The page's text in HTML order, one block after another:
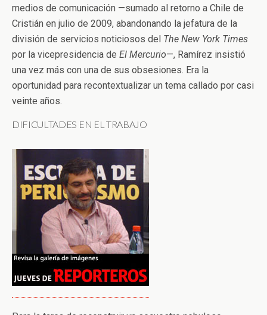
medios de comunicación —sumado al retorno a Chile de
Cristián en julio de 2009, abandonando la jefatura de la
división de servicios noticiosos del The New York Times
por la vicepresidencia de El Mercurio—, Ramírez insistió
una vez más con una de sus obsesiones. Era la
oportunidad para recontextualizar un tema callado por casi
veinte años.
DIFICULTADES EN EL TRABAJO